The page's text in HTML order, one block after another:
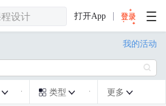
打开App
我的活动

  类型  更多 